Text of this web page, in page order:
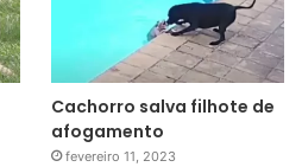
Cachorro salva filhote de
afogamento
fevereiro 11, 2023